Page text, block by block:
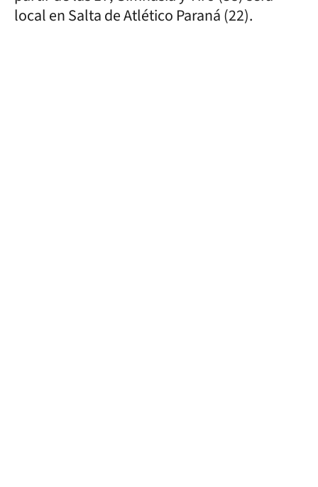
local en Salta de Atlético Paraná (22).